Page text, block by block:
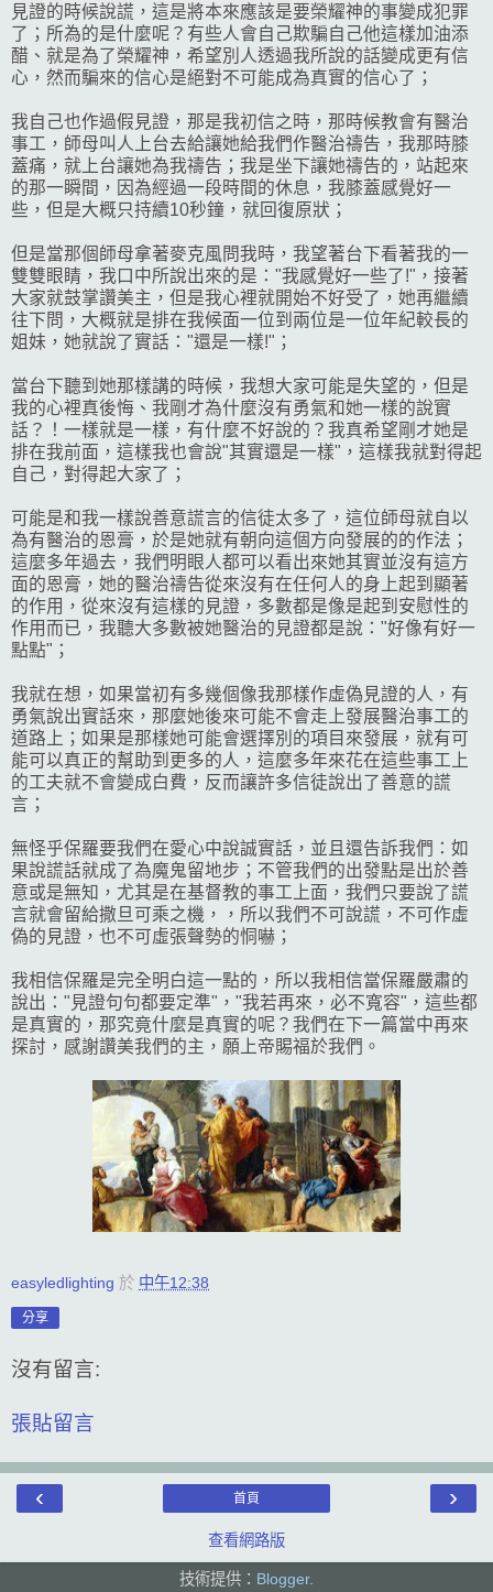
見證的時候說謊，這是將本來應該是要榮耀神的事變成犯罪
了；所為的是什麼呢？有些人會自己欺騙自己他這樣加油添
醋、就是為了榮耀神，希望別人透過我所說的話變成更有信
心，然而騙來的信心是絕對不可能成為真實的信心了；
我自己也作過假見證，那是我初信之時，那時候教會有醫治
事工，師母叫人上台去給讓她給我們作醫治禱告，我那時膝
蓋痛，就上台讓她為我禱告；我是坐下讓她禱告的，站起來
的那一瞬間，因為經過一段時間的休息，我膝蓋感覺好一
些，但是大概只持續10秒鐘，就回復原狀；
但是當那個師母拿著麥克風問我時，我望著台下看著我的一
雙雙眼睛，我口中所說出來的是："我感覺好一些了!"，接著
大家就鼓掌讚美主，但是我心裡就開始不好受了，她再繼續
往下問，大概就是排在我候面一位到兩位是一位年紀較長的
姐妹，她就說了實話："還是一樣!"；
當台下聽到她那樣講的時候，我想大家可能是失望的，但是
我的心裡真後悔、我剛才為什麼沒有勇氣和她一樣的說實
話？！一樣就是一樣，有什麼不好說的？我真希望剛才她是
排在我前面，這樣我也會說"其實還是一樣"，這樣我就對得起
自己，對得起大家了；
可能是和我一樣說善意謊言的信徒太多了，這位師母就自以
為有醫治的恩膏，於是她就有朝向這個方向發展的的作法；
這麼多年過去，我們明眼人都可以看出來她其實並沒有這方
面的恩膏，她的醫治禱告從來沒有在任何人的身上起到顯著
的作用，從來沒有這樣的見證，多數都是像是起到安慰性的
作用而已，我聽大多數被她醫治的見證都是說："好像有好一
點點"；
我就在想，如果當初有多幾個像我那樣作虛偽見證的人，有
勇氣說出實話來，那麼她後來可能不會走上發展醫治事工的
道路上；如果是那樣她可能會選擇別的項目來發展，就有可
能可以真正的幫助到更多的人，這麼多年來花在這些事工上
的工夫就不會變成白費，反而讓許多信徒說出了善意的謊
言；
無怪乎保羅要我們在愛心中說誠實話，並且還告訴我們：如
果說謊話就成了為魔鬼留地步；不管我們的出發點是出於善
意或是無知，尤其是在基督教的事工上面，我們只要說了謊
言就會留給撒旦可乘之機，，所以我們不可說謊，不可作虛
偽的見證，也不可虛張聲勢的恫嚇；
我相信保羅是完全明白這一點的，所以我相信當保羅嚴肅的
說出："見證句句都要定準"，"我若再來，必不寬容"，這些都
是真實的，那究竟什麼是真實的呢？我們在下一篇當中再來
探討，感謝讚美我們的主，願上帝賜福於我們。
easyledlighting 於 中午12:38
分享
沒有留言:
張貼留言
‹ ›
首頁
查看網路版
技術提供： Blogger.